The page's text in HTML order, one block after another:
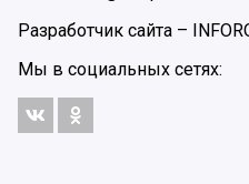
Разработчик сайта –
Мы в социальных сетях: